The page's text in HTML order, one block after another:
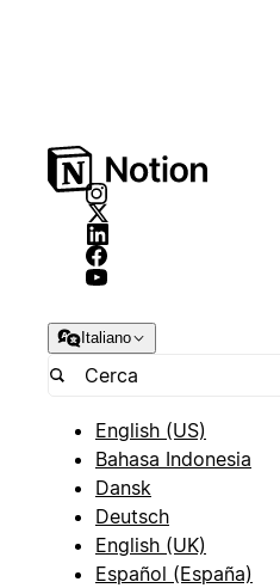
Italiano
English (US)
Bahasa Indonesia
Dansk
Deutsch
English (UK)
Español (España)